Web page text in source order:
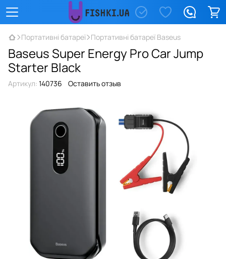
Портативні батареї Портативні батареї Baseus
Baseus Super Energy Pro Car Jump
Starter Black
Артикул: 140736 Оставить отзыв